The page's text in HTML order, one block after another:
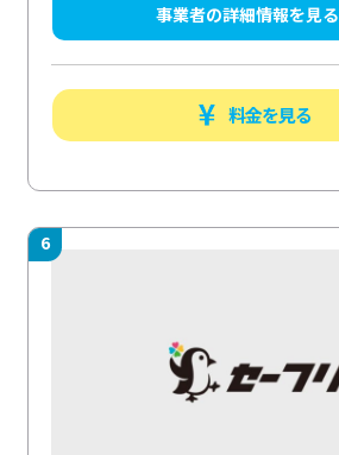
事業者の詳細情報を見る
料金を見る
6